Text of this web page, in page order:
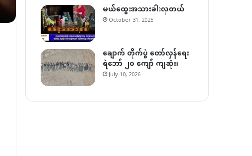
မယ်ထွေးအသားခါးလှတယ်
October 31, 2025
ချောက် တိုက်ပွဲ တော်လှန်ရေး
ရဲဘော် ၂၀ ကျော် ကျဆုံး၊
July 10, 2026